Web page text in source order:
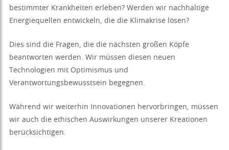
bestimmter Krankheiten erleben? Werden wir nachhaltige
Energiequellen entwickeln, die die Klimakrise lösen?
Dies sind die Fragen, die die nächsten großen Köpfe
beantworten werden. Wir müssen diesen neuen
Technologien mit Optimismus und
Verantwortungsbewusstsein begegnen.
Während wir weiterhin Innovationen hervorbringen, müssen
wir auch die ethischen Auswirkungen unserer Kreationen
berücksichtigen.